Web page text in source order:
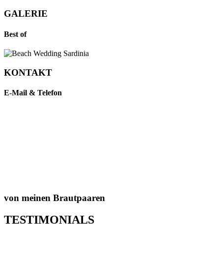
GALERIE
Best of
KONTAKT
E-Mail & Telefon
von meinen Brautpaaren
TESTIMONIALS